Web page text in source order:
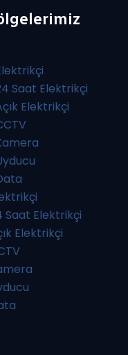
Saat Elektrikçi
Elektrikçi
Saat Elektrikçi
Elektrikçi